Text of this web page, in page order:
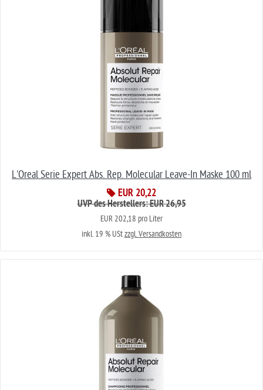
L'Oreal Serie Expert Abs. Rep. Molecular Leave-In Maske 100 ml
EUR 20,22
UVP des Herstellers: EUR 26,95
EUR 202,18 pro Liter
inkl. 19 % UStzzgl. Versandkosten